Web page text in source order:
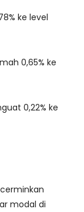
ke level
0,65% ke
0,22% ke
modal di